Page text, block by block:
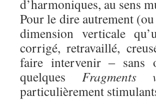
d’harmoniques, au sens
Pour le dire autrement
dimension verticale
corrigé, retravaillé,
faire intervenir ‒ sans
quelques Fragments
particulièrement